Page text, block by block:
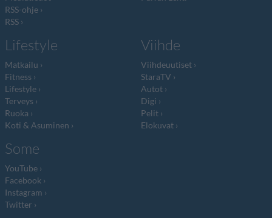
RSS-ohje
RSS
Lifestyle
Matkailu
Fitness
Lifestyle
Terveys
Ruoka
Koti & Asuminen
Viihde
Viihdeuutiset
StaraTV
Autot
Digi
Pelit
Elokuvat
Some
YouTube
Facebook
Instagram
Twitter